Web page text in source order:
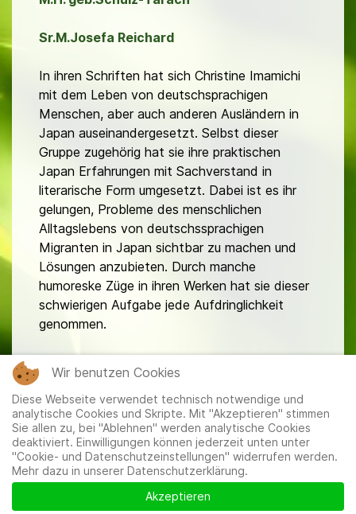
Sr.M.Josefa Reichard
In ihren Schriften hat sich Christine Imamichi
mit dem Leben von deutschsprachigen
Menschen, aber auch anderen Ausländern in
Japan auseinandergesetzt. Selbst dieser
Gruppe zugehörig hat sie ihre praktischen
Japan Erfahrungen mit Sachverstand in
literarische Form umgesetzt. Dabei ist es ihr
gelungen, Probleme des menschlichen
Alltagslebens von deutschssprachigen
Migranten in Japan sichtbar zu machen und
Lösungen anzubieten. Durch manche
humoreske Züge in ihren Werken hat sie dieser
schwierigen Aufgabe jede Aufdringlichkeit
genommen.
Mitglieder|Impressum|Datenschutzerklärung|Cookie-
und Datenschutzeinstellungen
Wir benutzen Cookies
Diese Webseite verwendet technisch notwendige und
analytische Cookies und Skripte. Mit "Akzeptieren" stimmen
Sie allen zu, bei "Ablehnen" werden analytische Cookies
deaktiviert. Einwilligungen können jederzeit unten unter
"Cookie- und Datenschutzeinstellungen" widerrufen werden.
Mehr dazu in unserer Datenschutzerklärung.
Akzeptieren